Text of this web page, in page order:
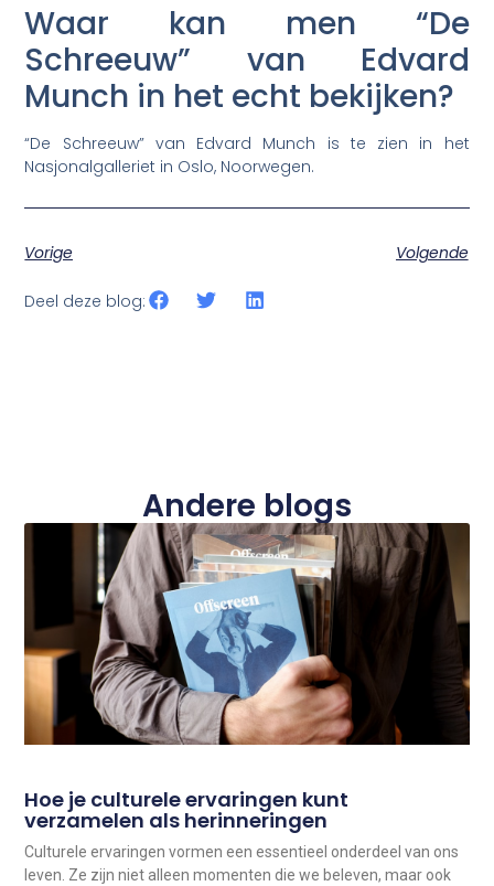
Waar kan men “De
Schreeuw” van Edvard
Munch in het echt bekijken?
“De Schreeuw” van Edvard Munch is te zien in het
Nasjonalgalleriet in Oslo, Noorwegen.
Vorige Volgende
Deel deze blog:
Andere blogs
Hoe je culturele ervaringen kunt
verzamelen als herinneringen
Culturele ervaringen vormen een essentieel onderdeel van ons
leven. Ze zijn niet alleen momenten die we beleven, maar ook